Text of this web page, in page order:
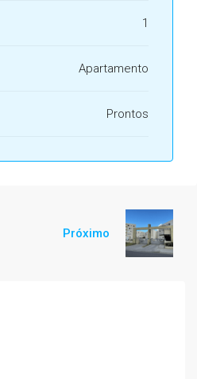
1
Apartamento
Prontos
Próximo